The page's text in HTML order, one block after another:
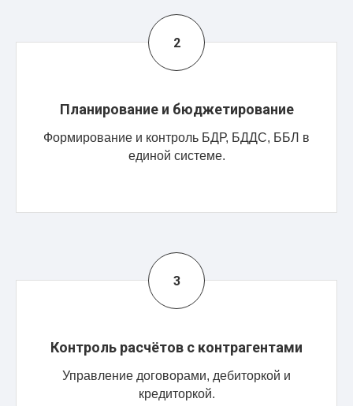
Планирование и бюджетирование
Формирование и контроль БДР, БДДС, ББЛ в
единой системе.
Контроль расчётов с контрагентами
Управление договорами, дебиторкой и
кредиторкой.